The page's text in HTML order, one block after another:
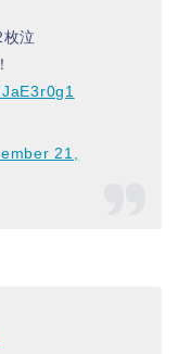
泣
21,